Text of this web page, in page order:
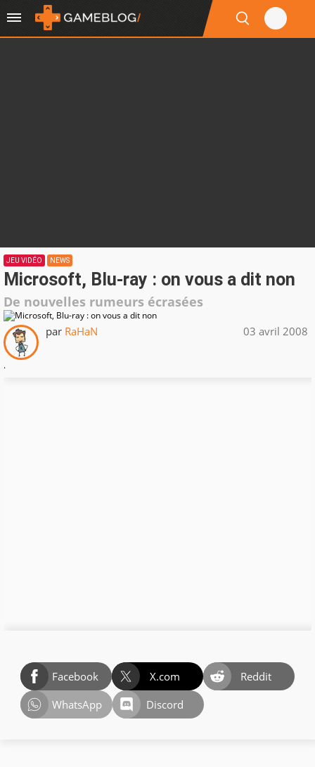
JEU VIDÉO NEWS
Microsoft, Blu-ray : on vous a dit non
De nouvelles rumeurs écrasées
par RaHaN 03 avril 2008
.
Facebook X.com
Reddit
WhatsApp
Discord